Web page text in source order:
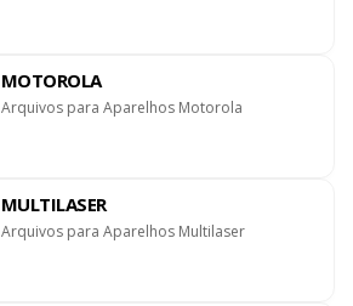
MOTOROLA
Arquivos para Aparelhos Motorola
MULTILASER
Arquivos para Aparelhos Multilaser